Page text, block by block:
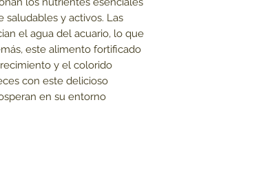
saludables y activos. Las
el agua del acuario, lo que
este alimento fortificado
y el colorido
con este delicioso
en su entorno